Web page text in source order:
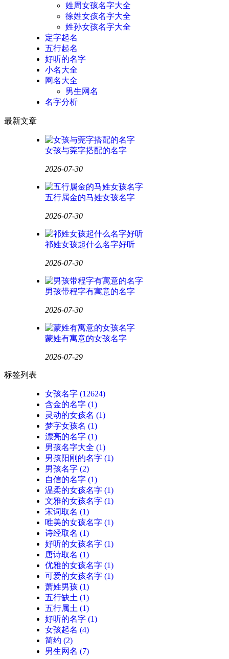
姓周女孩名字大全
徐姓女孩名字大全
姓孙女孩名字大全
定字起名
五行起名
好听的名字
小名大全
网名大全
男生网名
名字分析
最新文章
女孩与莞字搭配的名字
2026-07-30
五行属金的马姓女孩名字
2026-07-30
祁姓女孩起什么名字好听
2026-07-30
男孩带程字有寓意的名字
2026-07-30
蒙姓有寓意的女孩名字
2026-07-29
标签列表
女孩名字 (12624)
含金的名字 (1)
灵动的女孩名 (1)
梦字女孩名 (1)
漂亮的名字 (1)
男孩名字大全 (1)
男孩阳刚的名字 (1)
男孩名字 (2)
自信的名字 (1)
温柔的女孩名字 (1)
文雅的女孩名字 (1)
宋词取名 (1)
唯美的女孩名字 (1)
诗经取名 (1)
好听的女孩名字 (1)
唐诗取名 (1)
优雅的女孩名字 (1)
可爱的女孩名字 (1)
萧姓男孩 (1)
五行缺土 (1)
五行属土 (1)
好听的名字 (1)
女孩起名 (4)
简约 (2)
男生网名 (7)